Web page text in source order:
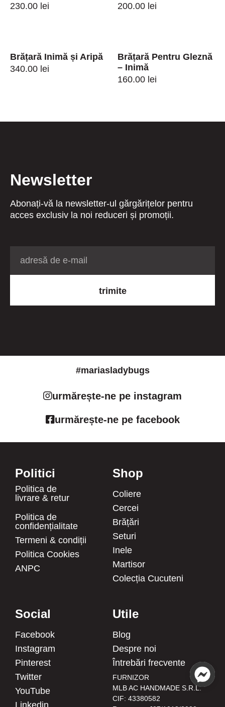
230.00 lei
200.00 lei
Brățară Inimă și Aripă
340.00 lei
Brățară Pentru Gleznă
– Inimă
160.00 lei
Newsletter
Abonați-vă la newsletter-ul gărgărițelor pentru
acces exclusiv la noi reduceri și promoții.
trimite
#mariasladybugs
urmărește-ne pe instagram
urmărește-ne pe facebook
Politici
Politica de
livrare & retur
Politica de
confidențialitate
Termeni & condiții
Politica Cookies
ANPC
Shop
Coliere
Cercei
Brățări
Seturi
Inele
Martisor
Colecția Cucuteni
Social
Facebook
Instagram
Pinterest
Twitter
YouTube
Utile
Blog
Despre noi
Întrebări frecvente
FURNIZOR
MLB AC HANDMADE S.R.L.
CIF: 43380582